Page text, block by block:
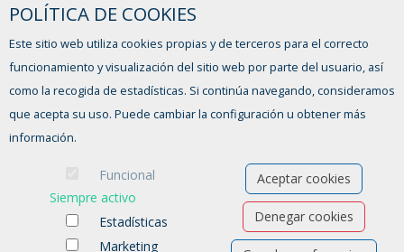
HORARIO
De lunes a viernes,
de 9:00 a 13:00h y de 16:00 a 17:30h
FORMULARIO DE CONTACTO
POLÍTICA DE COOKIES
Este sitio web utiliza cookies propias y de terceros para el correcto
funcionamiento y visualización del sitio web por parte del usuario, así
como la recogida de estadísticas. Si continúa navegando, consideramos
que acepta su uso. Puede cambiar la configuración u obtener más
información.
Funcional
Siempre activo
Estadísticas
Marketing
Aceptar cookies
Denegar cookies